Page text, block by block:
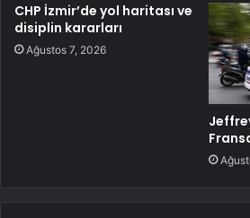
CHP İzmir’de yol haritası ve
disiplin kararları
Ağustos 7, 2026